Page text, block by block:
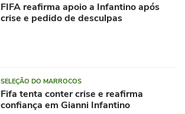
FIFA reafirma apoio a Infantino após
crise e pedido de desculpas
SELEÇÃO DO MARROCOS
Fifa tenta conter crise e reafirma
confiança em Gianni Infantino